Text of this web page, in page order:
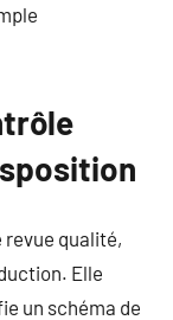
revue qualité,
Elle
un schéma de